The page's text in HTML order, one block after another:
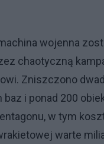
wojenna
chaotyczną
Zniszczono
baz i ponad 200
w tym
warte